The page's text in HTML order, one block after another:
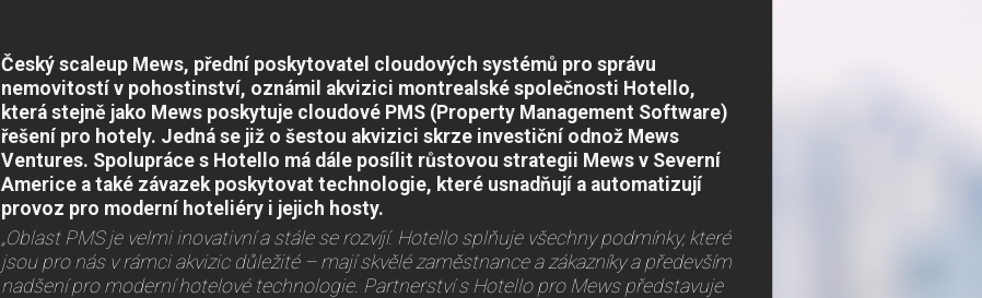
Český scaleup Mews, přední poskytovatel cloudových systémů pro správu
nemovitostí v pohostinství, oznámil akvizici montrealské společnosti Hotello,
která stejně jako Mews poskytuje cloudové PMS (Property Management Software)
řešení pro hotely. Jedná se již o šestou akvizici skrze investiční odnož Mews
Ventures. Spolupráce s Hotello má dále posílit růstovou strategii Mews v Severní
Americe a také závazek poskytovat technologie, které usnadňují a automatizují
provoz pro moderní hoteliéry i jejich hosty.
„Oblast PMS je velmi inovativní a stále se rozvíjí. Hotello splňuje všechny podmínky, které
jsou pro nás v rámci akvizic důležité – mají skvělé zaměstnance a zákazníky a především
nadšení pro moderní hotelové technologie. Partnerství s Hotello pro Mews představuje